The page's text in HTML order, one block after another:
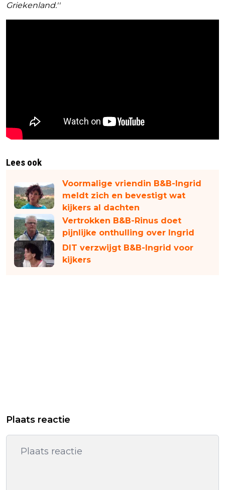
Griekenland.''
Lees ook
Voormalige vriendin B&B-Ingrid
meldt zich en bevestigt wat
kijkers al dachten
Vertrokken B&B-Rinus doet
pijnlijke onthulling over Ingrid
DIT verzwijgt B&B-Ingrid voor
kijkers
Plaats reactie